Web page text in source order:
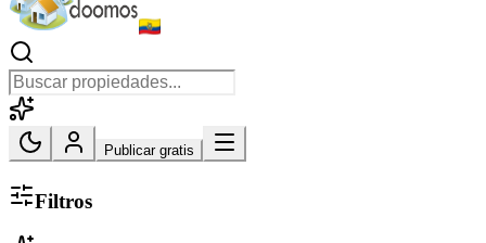
Publicar gratis
Filtros